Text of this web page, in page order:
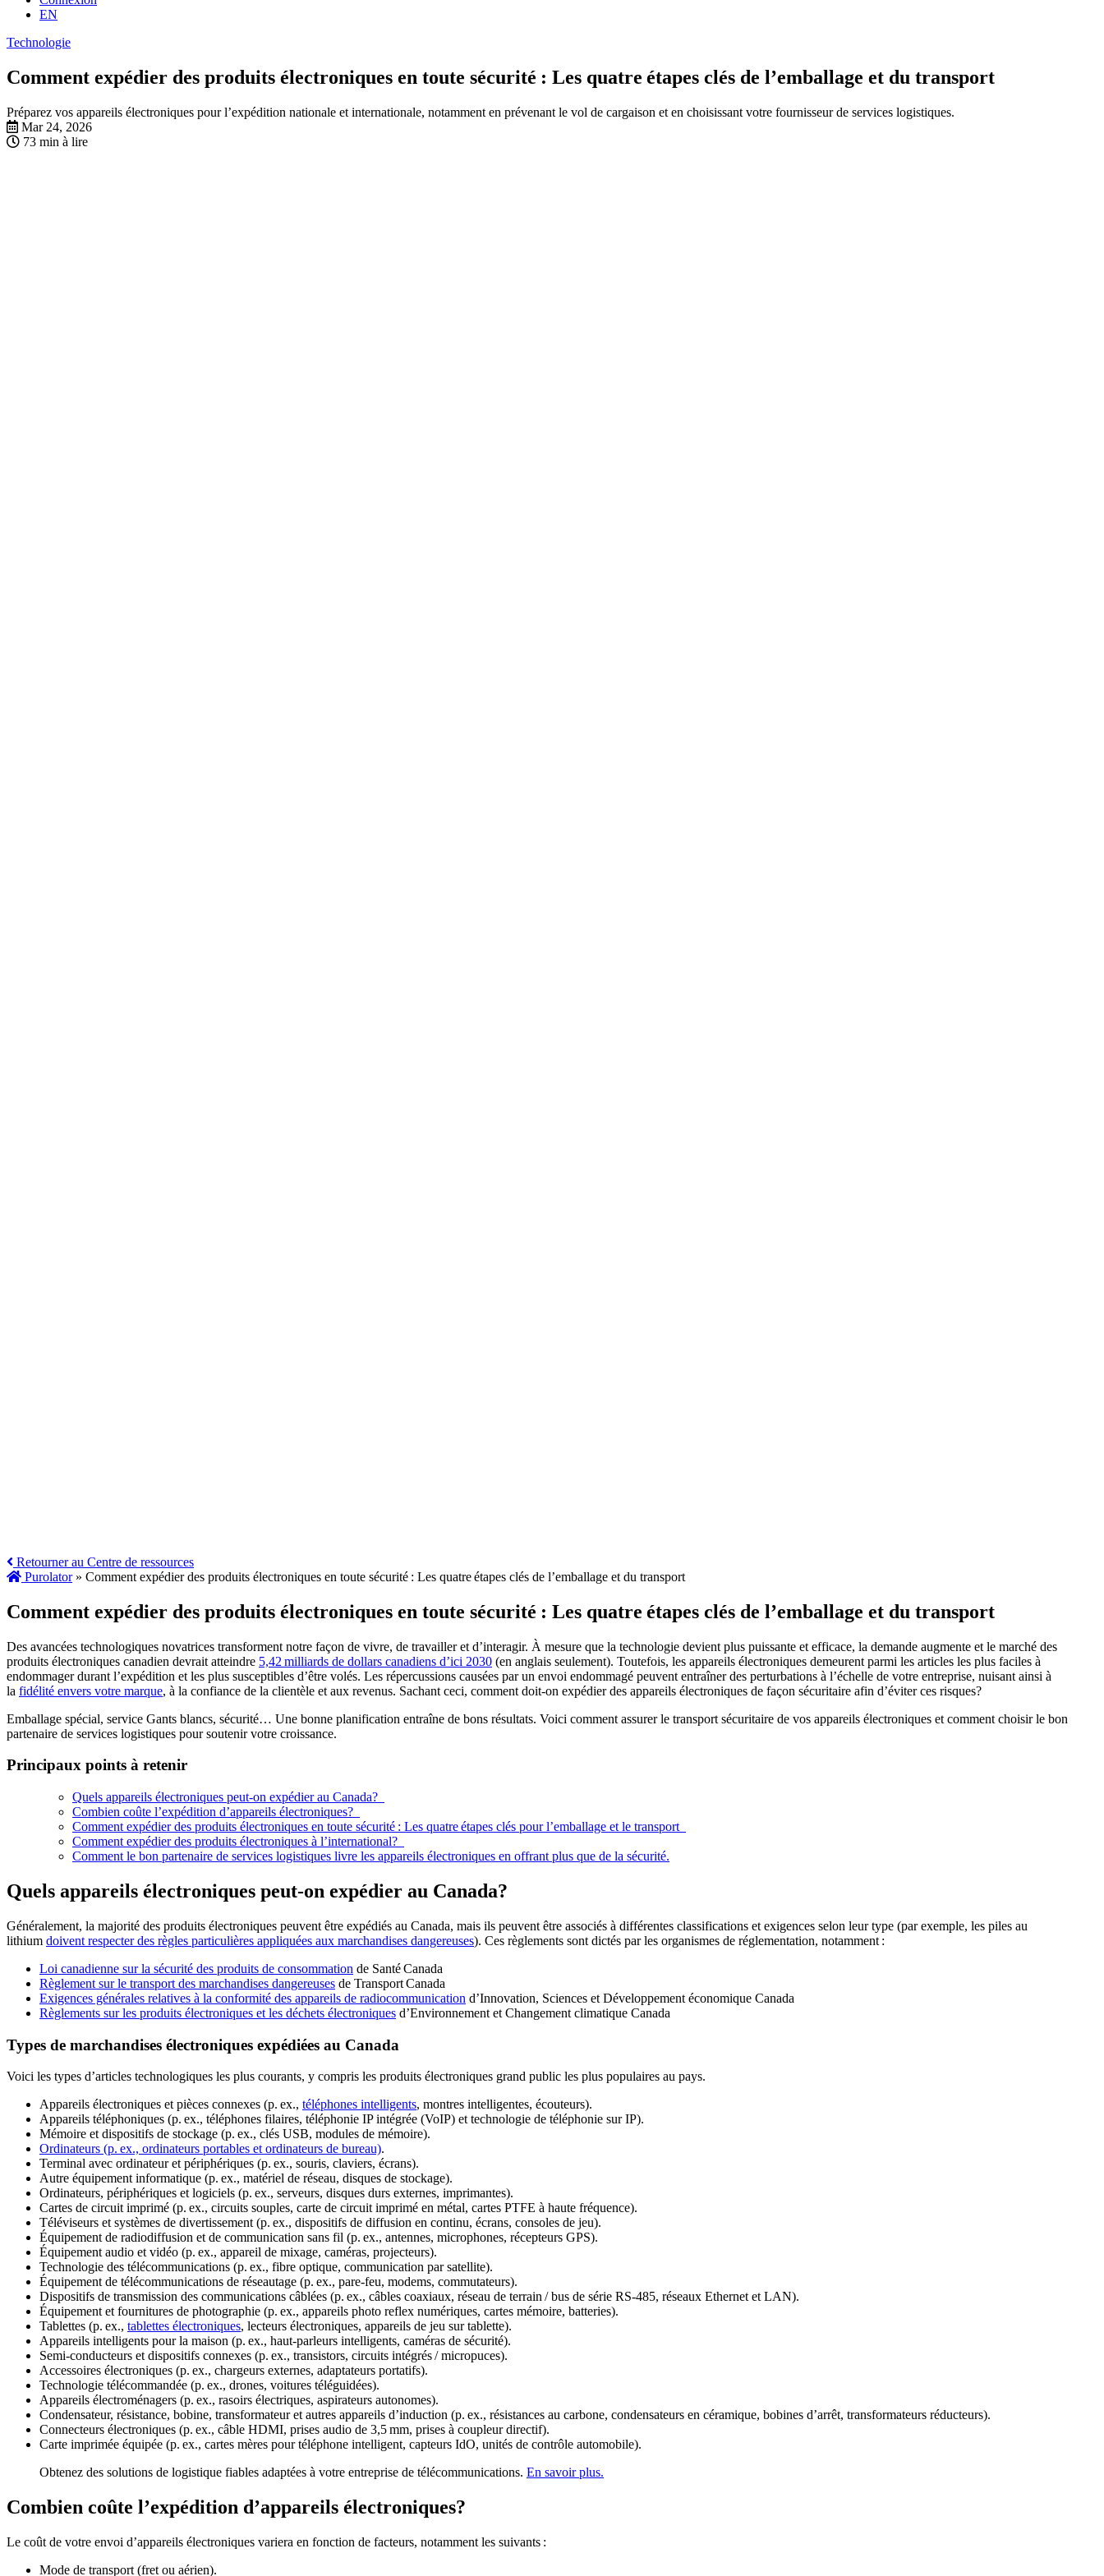
EN
Technologie
Comment expédier des produits électroniques en toute sécurité : Les quatre étapes clés de l’emballage et du transport
Préparez vos appareils électroniques pour l’expédition nationale et internationale, notamment en prévenant le vol de cargaison et en choisissant votre fournisseur de services logistiques.
Mar 24, 2026
73 min à lire
Retourner au Centre de ressources
Purolator» Comment expédier des produits électroniques en toute sécurité : Les quatre étapes clés de l’emballage et du transport
Comment expédier des produits électroniques en toute sécurité : Les quatre étapes clés de l’emballage et du transport
Des avancées technologiques novatrices transforment notre façon de vivre, de travailler et d’interagir. À mesure que la technologie devient plus puissante et efficace, la demande augmente et le marché des
produits électroniques canadien devrait atteindre 5,42 milliards de dollars canadiens d’ici 2030 (en anglais seulement). Toutefois, les appareils électroniques demeurent parmi les articles les plus faciles à
endommager durant l’expédition et les plus susceptibles d’être volés. Les répercussions causées par un envoi endommagé peuvent entraîner des perturbations à l’échelle de votre entreprise, nuisant ainsi à
la fidélité envers votre marque, à la confiance de la clientèle et aux revenus. Sachant ceci, comment doit-on expédier des appareils électroniques de façon sécuritaire afin d’éviter ces risques?
Emballage spécial, service Gants blancs, sécurité… Une bonne planification entraîne de bons résultats. Voici comment assurer le transport sécuritaire de vos appareils électroniques et comment choisir le bon
partenaire de services logistiques pour soutenir votre croissance.
Principaux points à retenir
Quels appareils électroniques peut-on expédier au Canada?
Combien coûte l’expédition d’appareils électroniques?
Comment expédier des produits électroniques en toute sécurité : Les quatre étapes clés pour l’emballage et le transport
Comment expédier des produits électroniques à l’international?
Comment le bon partenaire de services logistiques livre les appareils électroniques en offrant plus que de la sécurité.
Quels appareils électroniques peut-on expédier au Canada?
Généralement, la majorité des produits électroniques peuvent être expédiés au Canada, mais ils peuvent être associés à différentes classifications et exigences selon leur type (par exemple, les piles au
lithium doivent respecter des règles particulières appliquées aux marchandises dangereuses). Ces règlements sont dictés par les organismes de réglementation, notamment :
Loi canadienne sur la sécurité des produits de consommation de Santé Canada
Règlement sur le transport des marchandises dangereuses de Transport Canada
Exigences générales relatives à la conformité des appareils de radiocommunication d’Innovation, Sciences et Développement économique Canada
Règlements sur les produits électroniques et les déchets électroniques d’Environnement et Changement climatique Canada
Types de marchandises électroniques expédiées au Canada
Voici les types d’articles technologiques les plus courants, y compris les produits électroniques grand public les plus populaires au pays.
Appareils électroniques et pièces connexes (p. ex., téléphones intelligents, montres intelligentes, écouteurs).
Appareils téléphoniques (p. ex., téléphones filaires, téléphonie IP intégrée (VoIP) et technologie de téléphonie sur IP).
Mémoire et dispositifs de stockage (p. ex., clés USB, modules de mémoire).
Ordinateurs (p. ex., ordinateurs portables et ordinateurs de bureau).
Terminal avec ordinateur et périphériques (p. ex., souris, claviers, écrans).
Autre équipement informatique (p. ex., matériel de réseau, disques de stockage).
Ordinateurs, périphériques et logiciels (p. ex., serveurs, disques durs externes, imprimantes).
Cartes de circuit imprimé (p. ex., circuits souples, carte de circuit imprimé en métal, cartes PTFE à haute fréquence).
Téléviseurs et systèmes de divertissement (p. ex., dispositifs de diffusion en continu, écrans, consoles de jeu).
Équipement de radiodiffusion et de communication sans fil (p. ex., antennes, microphones, récepteurs GPS).
Équipement audio et vidéo (p. ex., appareil de mixage, caméras, projecteurs).
Technologie des télécommunications (p. ex., fibre optique, communication par satellite).
Équipement de télécommunications de réseautage (p. ex., pare-feu, modems, commutateurs).
Dispositifs de transmission des communications câblées (p. ex., câbles coaxiaux, réseau de terrain / bus de série RS-485, réseaux Ethernet et LAN).
Équipement et fournitures de photographie (p. ex., appareils photo reflex numériques, cartes mémoire, batteries).
Tablettes (p. ex., tablettes électroniques, lecteurs électroniques, appareils de jeu sur tablette).
Appareils intelligents pour la maison (p. ex., haut-parleurs intelligents, caméras de sécurité).
Semi-conducteurs et dispositifs connexes (p. ex., transistors, circuits intégrés / micropuces).
Accessoires électroniques (p. ex., chargeurs externes, adaptateurs portatifs).
Technologie télécommandée (p. ex., drones, voitures téléguidées).
Appareils électroménagers (p. ex., rasoirs électriques, aspirateurs autonomes).
Condensateur, résistance, bobine, transformateur et autres appareils d’induction (p. ex., résistances au carbone, condensateurs en céramique, bobines d’arrêt, transformateurs réducteurs).
Connecteurs électroniques (p. ex., câble HDMI, prises audio de 3,5 mm, prises à coupleur directif).
Carte imprimée équipée (p. ex., cartes mères pour téléphone intelligent, capteurs IdO, unités de contrôle automobile).
Obtenez des solutions de logistique fiables adaptées à votre entreprise de télécommunications. En savoir plus.
Combien coûte l’expédition d’appareils électroniques?
Le coût de votre envoi d’appareils électroniques variera en fonction de facteurs, notamment les suivants :
Mode de transport (fret ou aérien).